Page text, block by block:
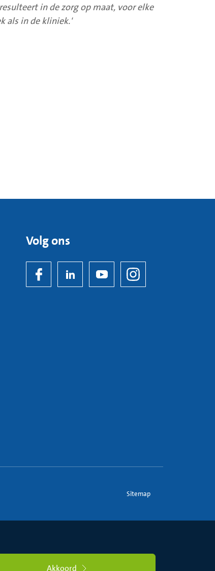
in de zorg op maat, voor elke
als in de kliniek.'
Volg ons
Sitemap
Akkoord